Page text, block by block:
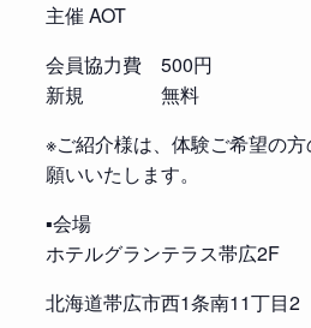
主催 AOT
会員協力費 500円
新規 無料
※ご紹介様は、体験ご希望の
願いいたします。
▪️会場
ホテルグランテラス帯広2F
北海道帯広市西1条南11丁目2